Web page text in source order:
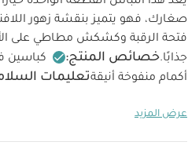
صغارك، فهو يتميز بنقشة زهور
فتحة الرقبة وكشكش مطاطي على
جذابًا.خصائص المنتج: كباسين
أكمام منفوخة أنيقةتعليمات
استخدام المبيضات
عرض المزيد